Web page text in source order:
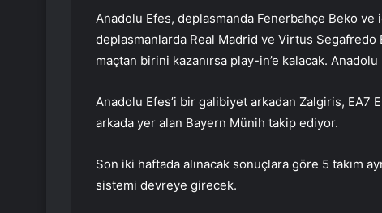
Anadolu Efes, deplasmanda Fenerbahçe Beko ve
deplasmanlarda Real Madrid ve Virtus Segafredo
maçtan birini kazanırsa play-in’e kalacak.
Anadolu Efes’i bir galibiyet arkadan Zalgiris,
arkada yer alan Bayern Münih takip ediyor.
Son iki haftada alınacak sonuçlara göre 5 takım
sistemi devreye girecek.